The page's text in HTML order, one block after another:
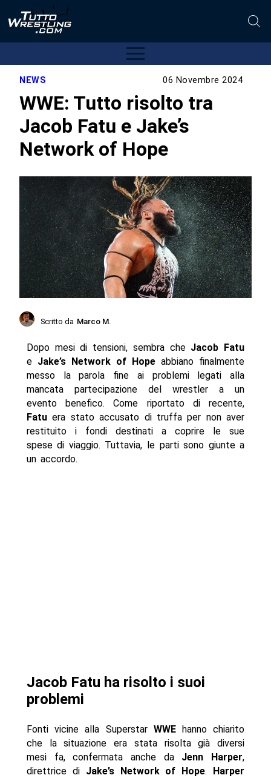
NEWS 06 Novembre 2024
WWE: Tutto risolto tra
Jacob Fatu e Jake’s
Network of Hope
Scritto da Marco M.
Dopo mesi di tensioni, sembra che Jacob Fatu
e Jake’s Network of Hope abbiano finalmente
messo la parola fine ai problemi legati alla
mancata partecipazione del wrestler a un
evento benefico. Come riportato di recente,
Fatuera stato accusato di truffa per non aver
restituito i fondi destinati a coprire le sue
spese di viaggio. Tuttavia, le parti sono giunte a
un accordo.
Jacob Fatu ha risolto i suoi
problemi
Fonti vicine alla Superstar WWEhanno chiarito
che la situazione era stata risolta già diversi
mesi fa, confermata anche da Jenn Harper,
direttrice diJake’s Network of Hope.
Harper